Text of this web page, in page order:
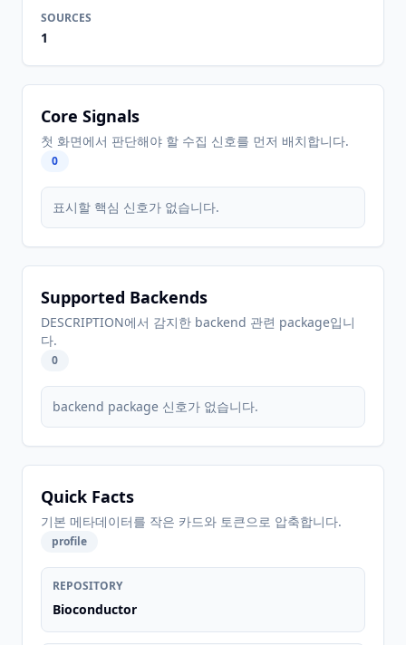
SOURCES
1
Core Signals
첫 화면에서 판단해야 할 수집 신호를 먼저 배치합니다.
0
표시할 핵심 신호가 없습니다.
Supported Backends
DESCRIPTION에서 감지한 backend 관련 package입니
다.
0
backend package 신호가 없습니다.
Quick Facts
기본 메타데이터를 작은 카드와 토큰으로 압축합니다.
profile
REPOSITORY
Bioconductor